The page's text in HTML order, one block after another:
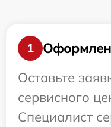
1
Оставьте
сервисного
Специалист